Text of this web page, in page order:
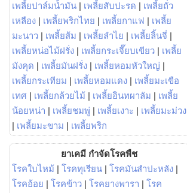
เพลี้ยปาล์มน้ำมัน | เพลี้ยสับปะรด | เพลี้ยถั่ว
เหลือง | เพลี้ยพริกไทย | เพลี้ยกาแฟ | เพลี้ย
มะนาว | เพลี้ยส้ม | เพลี้ยลำไย | เพลี้ยลิ้นจี่ |
เพลี้ยหน่อไม้ฝรั่ง | เพลี้ยกระเจี๊ยบเขียว | เพลี้ย
มังคุด | เพลี้ยมันฝรั่ง | เพลี้ยหอมหัวใหญ่ |
เพลี้ยกระเทียม | เพลี้ยหอมแดง | เพลี้ยมะเขือ
เทศ | เพลี้ยกล้วยไม้ | เพลี้ยอินทผาลัม | เพลี้ย
น้อยหน่า | เพลี้ยชมพู่ | เพลี้ยเงาะ | เพลี้ยมะม่วง
| เพลี้ยมะขาม | เพลี้ยพริก
ยาเคมี กำจัดโรคพืช
โรคใบไหม้ | โรคทุเรียน | โรคมันสำปะหลัง |
โรคอ้อย | โรคข้าว | โรคยางพารา | โรค